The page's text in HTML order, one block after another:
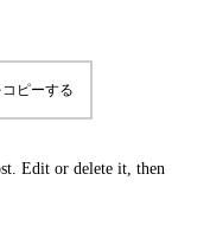
ピーする
Edit or delete it, then